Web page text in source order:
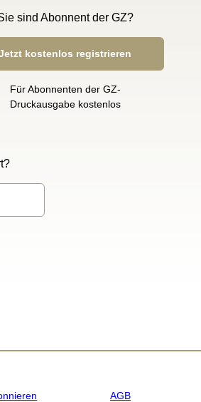
sind Abonnent der GZ?
kostenlos registrieren
Für Abonnenten der GZ-
Druckausgabe kostenlos
AGB